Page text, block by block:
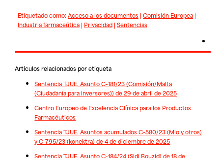
Etiquetado como:Acceso a los documentos| Comisión Europea|
Industria farmaceútica| Privacidad| Sentencias
Artículos relacionados por etiqueta
Sentencia TJUE. Asunto C-181/23 (Comisión/Malta
(Ciudadanía para inversores)) de 29 de abril de 2025
Centro Europeo de Excelencia Clínica para los Productos
Farmacéuticos
Sentencia TJUE. Asuntos acumulados C-580/23 (Mio y otros)
y C-795/23 (konektra) de 4 de diciembre de 2025
Sentencia TJUE. Asunto C-184/24 (Sidi Bouzid) de 18 de